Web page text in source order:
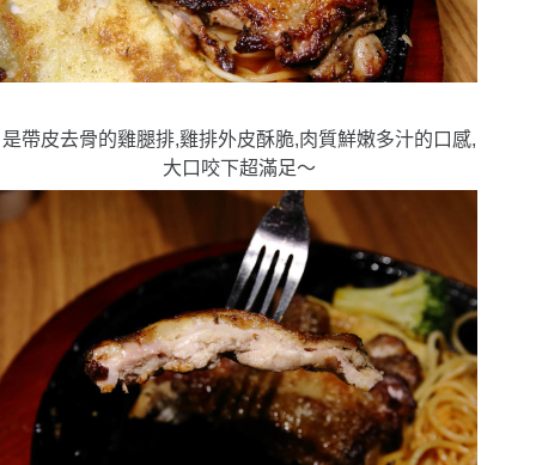
是帶皮去骨的雞腿排,雞排外皮酥脆,肉質鮮嫩多汁的口感,
大口咬下超滿足〜